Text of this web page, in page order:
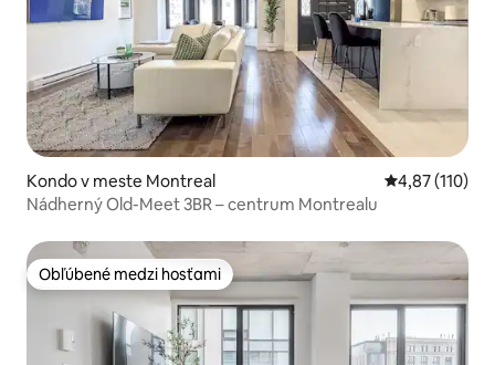
Kondo v meste Montreal Priemerné
4,87 (110)
Nádherný Old-Meet 3BR – centrum Montrealu
Obľúbené medzi hosťami
Obľúbené medzi hosťami